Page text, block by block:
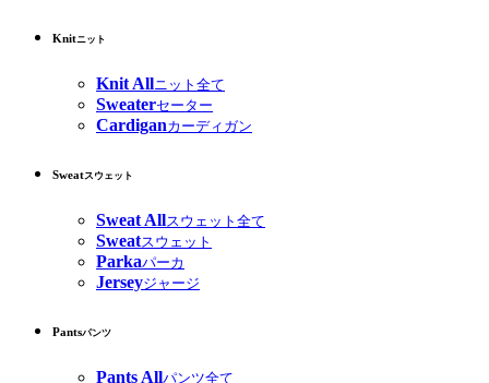
Knitニット
Knit Allニット全て
Sweaterセーター
Cardiganカーディガン
Sweatスウェット
Sweat Allスウェット全て
Sweatスウェット
Parkaパーカ
Jerseyジャージ
Pantsパンツ
Pants Allパンツ全て